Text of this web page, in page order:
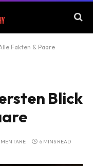
Fakten & Paare
Blick
6 MINS READ